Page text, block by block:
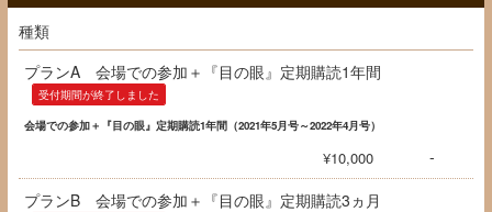
種類
プランA 会場での参加＋『目の眼』定期購読1年間
受付期間が終了しました
会場での参加＋『目の眼』定期購読1年間（2021年5月号～2022年4月号）
¥10,000 -
プランB 会場での参加＋『目の眼』定期購読3ヵ月